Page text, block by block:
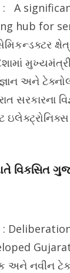
: A
hub for
અને
સરકારના
વિકસિત
અને નવીન